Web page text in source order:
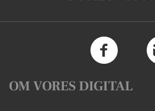
OM VORES DIGITAL